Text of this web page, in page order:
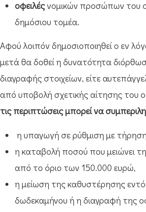
οφειλέςνομικών προσώπων του
δημόσιου τομέα.
Αφού λοιπόν δημοσιοποιηθεί ο εν
μετά θα δοθεί η δυνατότητα
διαγραφής στοιχείων, είτε
από υποβολή σχετικής αίτησης του
τις περιπτώσεις μπορεί να
η υπαγωγή σε ρύθμιση με
η καταβολή ποσού που μειώνει
από το όριο των 150.000 ευρώ,
η μείωση της καθυστέρησης
δωδεκαμήνου ή η διαγραφή της